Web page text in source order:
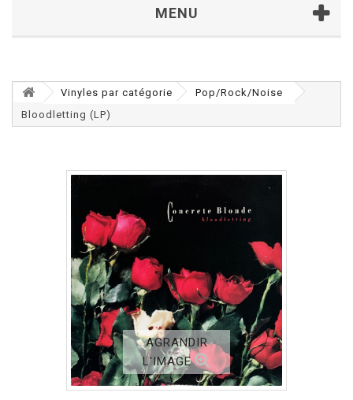
MENU
Vinyles par catégorie
Pop/Rock/Noise
Bloodletting (LP)
AGRANDIR
L'IMAGE